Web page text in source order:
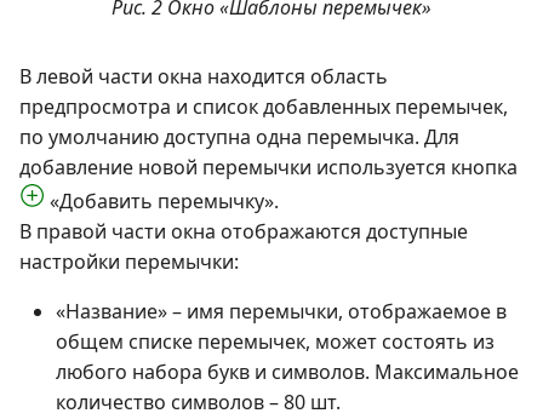
Рис. 2 Окно «Шаблоны перемычек»
В левой части окна находится область
предпросмотра и список добавленных перемычек,
по умолчанию доступна одна перемычка. Для
добавление новой перемычки используется кнопка
«Добавить перемычку».
В правой части окна отображаются доступные
настройки перемычки:
«Название» – имя перемычки, отображаемое в
общем списке перемычек, может состоять из
любого набора букв и символов. Максимальное
количество символов – 80 шт.